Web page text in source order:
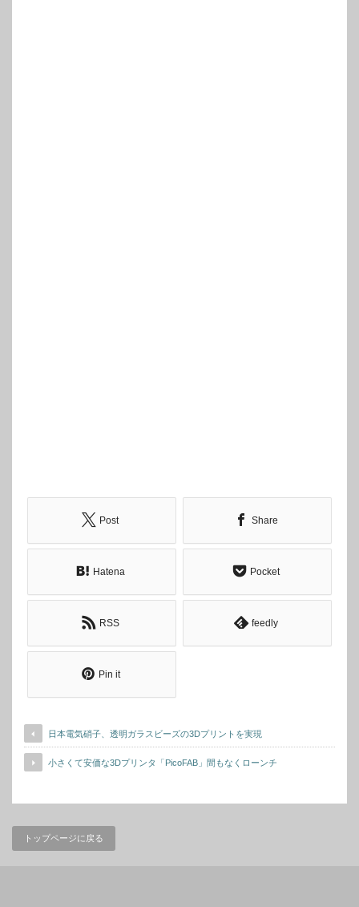
Post Share
Hatena Pocket
RSS feedly
Pin it
日本電気硝子、透明ガラスビーズの3Dプリントを実現
小さくて安価な3Dプリンタ「PicoFAB」間もなくローンチ
トップページに戻る